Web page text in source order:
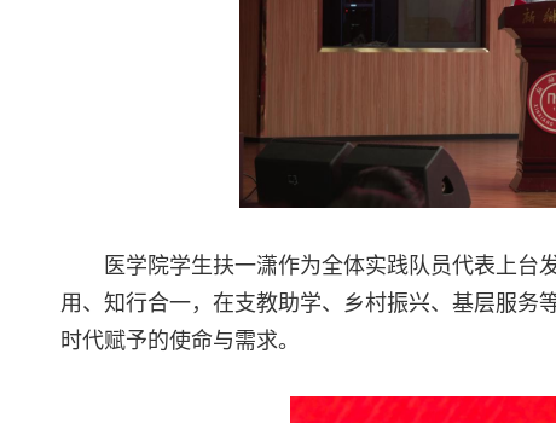
医学院学生扶一潇作为全体实践队员代表上台
用、知行合一，在支教助学、乡村振兴、基层服务
时代赋予的使命与需求。